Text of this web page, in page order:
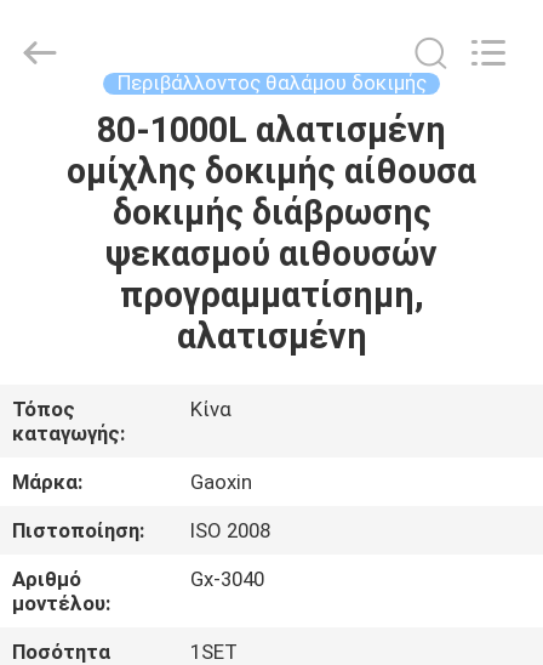
ΠΡΟΪΌΝΤΑ
ΠΕΡΊΠΟΥ
ΓΎΡΟΣ
ΕΡΓΟΣΤΑΣΊΩΝ
ΠΟΙΟΤΙΚΌΣ
ΈΛΕΓΧΟΣ
ΜΑΣ
Rights
Περιβάλλοντος θαλάμου δοκιμής
80-1000L αλατισμένη
ομίχλης δοκιμής αίθουσα
δοκιμής διάβρωσης
ψεκασμού αιθουσών
προγραμματίσημη,
αλατισμένη
Τόπος
καταγωγής:
Κίνα
Μάρκα:
Gaoxin
Πιστοποίηση:
ISO 2008
Αριθμό
μοντέλου:
Gx-3040
Ποσότητα
1SET